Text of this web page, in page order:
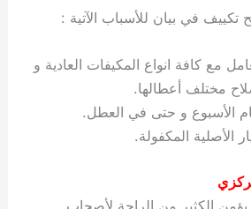
تكييف في بيان للأسباب الآتية :
مع كافة انواع المكيفات العادية و
مختلف أعطالها.
الأسبوع و حتى في العطل.
الأصلية المكفولة.
الكثير من الراحة لأصحاب